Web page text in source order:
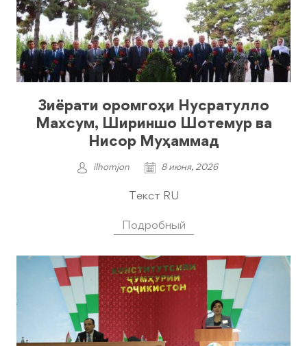
Зиёрати оромгоҳи Нусратулло
Махсум, Шириншо Шотемур ва
Нисор Муҳаммад
ilhomjon 8 июня, 2026
Текст RU
Подробный